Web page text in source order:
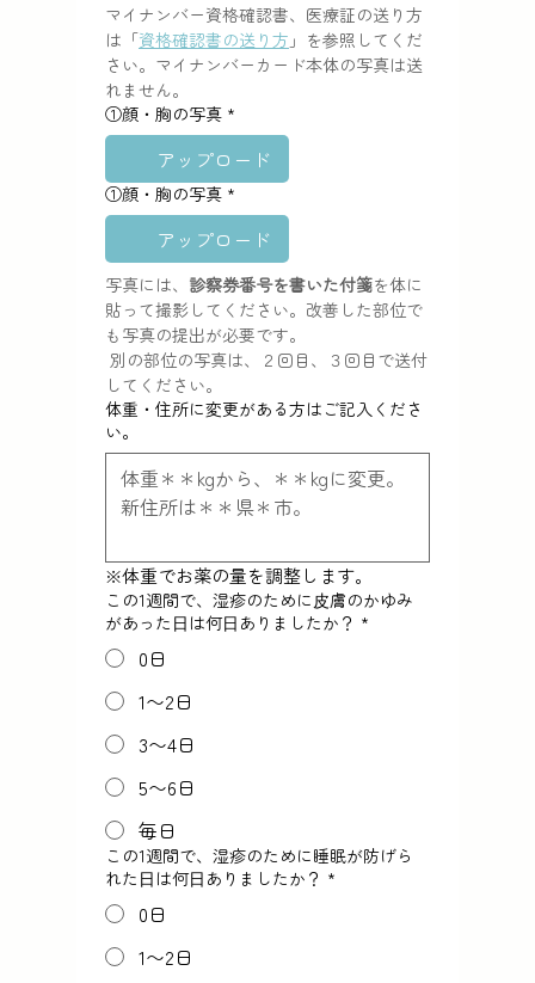
マイナンバー資格確認書、医療証の送り方
は「資格確認書の送り方 」を参照してくだ
さい。マイナンバーカード本体の写真は送
れません。
①顔・胸の写真 *
アップロード
①顔・胸の写真 *
アップロード
写真には、 診察券番号を書いた付箋を体に
貼って撮影してください。改善した部位で
も写真の提出が必要です。
別の部位の写真は、２回目、３回目で送付
してください。
体重・住所に変更がある方はご記入くださ
い。
※体重でお薬の量を調整します。
この1週間で、湿疹のために⽪膚のかゆみ
があった⽇は何⽇ありましたか？ *
0日
1〜2日
3〜4日
5〜6日
毎日
この1週間で、湿疹のために睡眠が防げら
れた⽇は何⽇ありましたか？ *
0日
1〜2日